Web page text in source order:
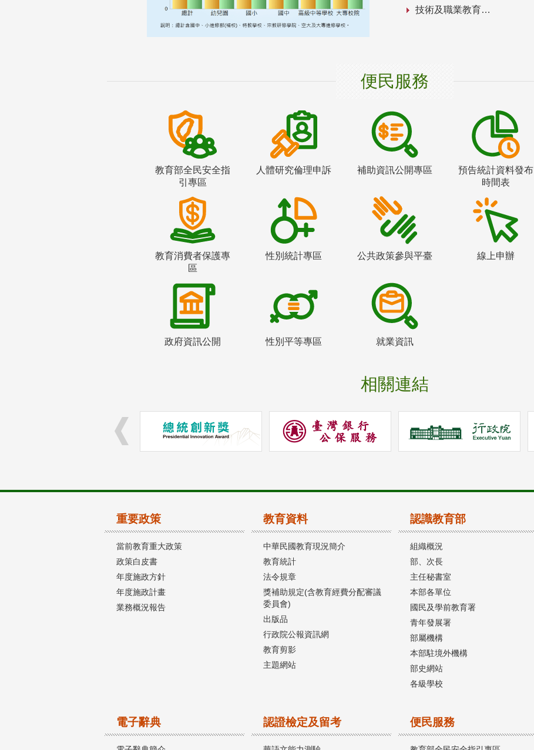
技術及職業教育
便民服務
教育部全民安全指
引專區
人體研究倫理申訴 補助資訊公開專區
預告統計資料發布
時間表
教育消費者保護專
區
性別統計專區 公共政策參與平臺 線上申辦
政府資訊公開 性別平等專區 就業資訊
相關連結
重要政策
當前教育重大政策
政策白皮書
年度施政方針
年度施政計畫
業務概況報告
教育資料
中華民國教育現況簡介
教育統計
法令規章
獎補助規定(含教育經費分配審議
委員會)
出版品
行政院公報資訊網
教育剪影
主題網站
認識教育部
組織概況
部、次長
主任秘書室
本部各單位
國民及學前教育署
青年發展署
部屬機構
本部駐境外機構
部史網站
各級學校
電子辭典 認證檢定及留考 便民服務